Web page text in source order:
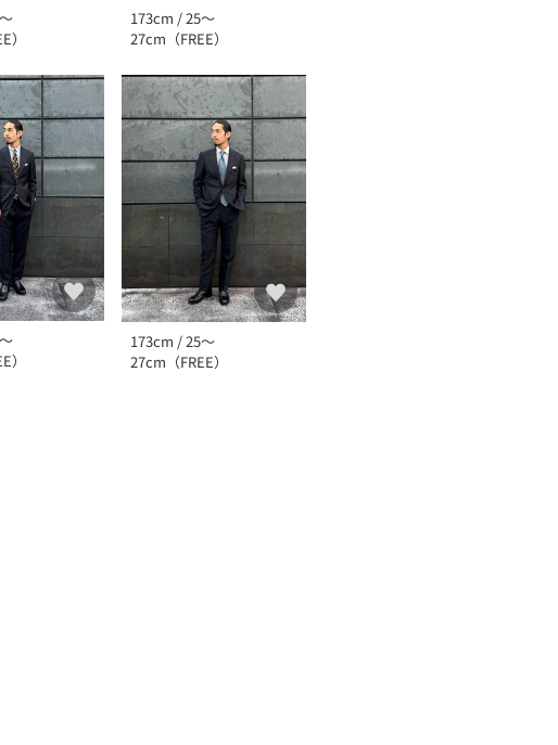
）
173cm / 25～
27cm（FREE）
）
173cm / 25～
27cm（FREE）